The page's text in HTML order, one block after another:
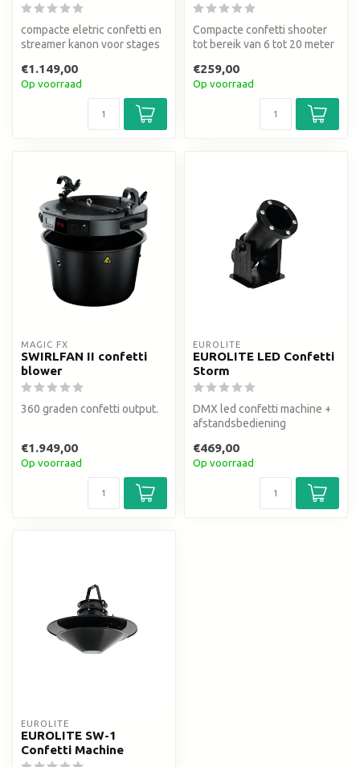
compacte eletric confetti en
streamer kanon voor stages
€1.149,00
Op voorraad
Compacte confetti shooter
tot bereik van 6 tot 20 meter
€259,00
Op voorraad
MAGIC FX
SWIRLFAN II confetti
blower
360 graden confetti output.
€1.949,00
Op voorraad
EUROLITE
EUROLITE LED Confetti
Storm
DMX led confetti machine +
afstandsbediening
€469,00
Op voorraad
EUROLITE
EUROLITE SW-1
Confetti Machine